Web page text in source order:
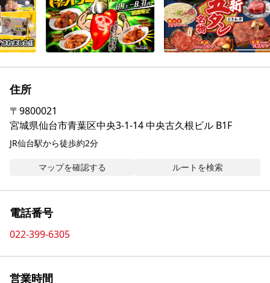
住所
〒9800021
宮城県仙台市青葉区中央3-1-14 中央古久根ビル B1F
JR仙台駅から徒歩約2分
マップを確認する ルートを検索
電話番号
022-399-6305
営業時間